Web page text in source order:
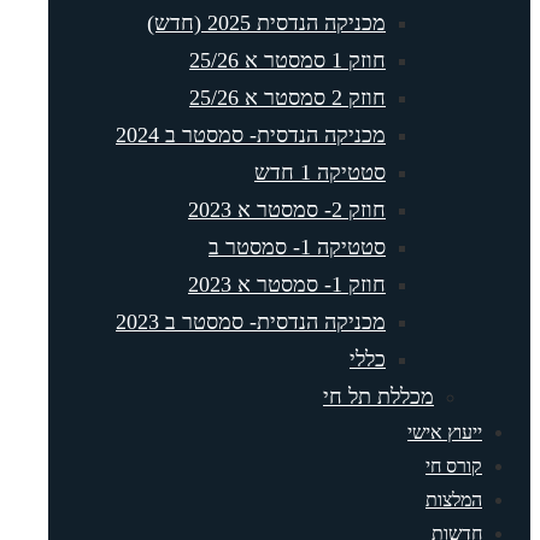
מכניקה הנדסית 2025 (חדש)
מכניקה הנדסית- סמסטר ב 2024
סטטיקה 1 חדש
סטטיקה 1- סמסטר ב
מכניקה הנדסית- סמסטר ב 2023
מכללת תל חי
אישי
חי